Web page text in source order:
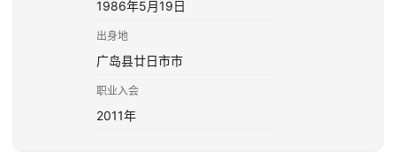
1986年5月19日
出身地
广岛县廿日市市
职业入会
2011年